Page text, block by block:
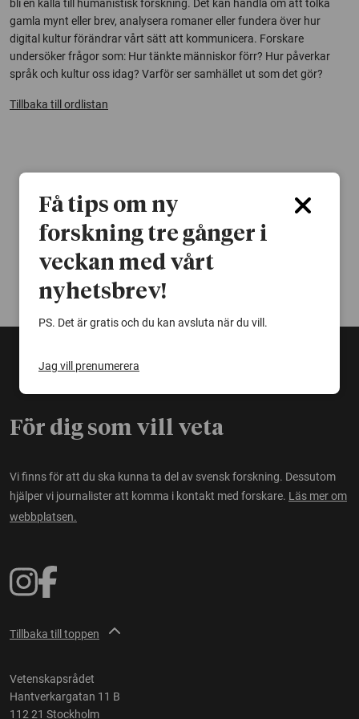
bli en källa till humanistisk forskning. Det kan handla om att tolka
gamla mynt eller brev, analysera romaner eller fundera över hur
digital kultur förändrar vårt sätt att kommunicera. Forskare
undersöker frågor som: Hur tänkte människor förr? Hur påverkar
språk och kultur oss idag? Varför ser samhället ut som det gör?
Tillbaka till ordlistan
För dig som vill veta
Vi finns för att du ska kunna ta del av svensk forskning. Dessutom
hjälper vi journalister att komma i kontakt med forskare. Läs mer om
webbplatsen.
Tillbaka till toppen
Vetenskapsrådet
Hantverkargatan 11 B
112 21 Stockholm
Få tips om ny
forskning tre gånger i
veckan med vårt
nyhetsbrev!
PS. Det är gratis och du kan avsluta när du vill.
Jag vill prenumerera